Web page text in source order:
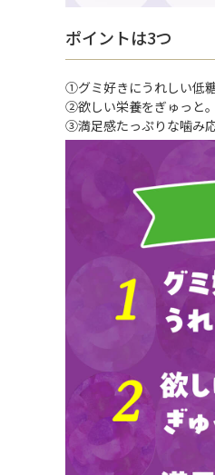
ポイントは3つ
①グミ好きにうれしい低
②欲しい栄養をぎゅっと。
③満足感たっぷりな噛み応